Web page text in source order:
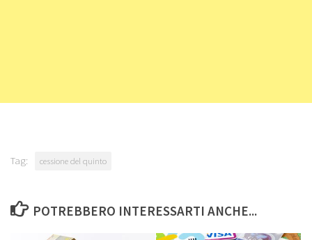
Tag: cessione del quinto
POTREBBERO INTERESSARTI ANCHE...